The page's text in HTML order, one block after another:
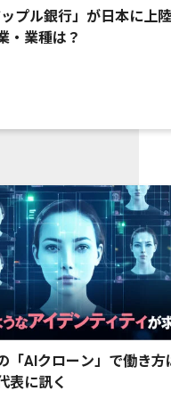
プル銀行」が日本に上陸
・業種は？
「AIクローン」で働き方
表に訊く